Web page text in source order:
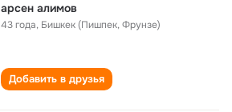
арсен алимов
43 года, Бишкек (Пишпек, Фрунзе)
Добавить в друзья